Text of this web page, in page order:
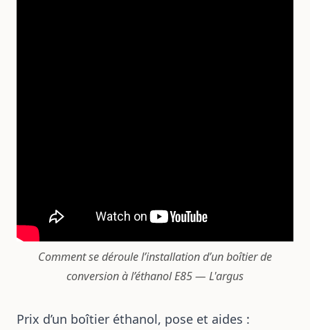
Comment se déroule l’installation d’un boîtier de
conversion à l’éthanol E85 — L'argus
Prix d’un boîtier éthanol, pose et aides :